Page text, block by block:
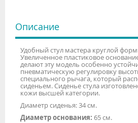
Описание
Удобный стул мастера круглой
Увеличенное пластиковое
делают эту модель особенно
пневматическую регулировку
специального рычага, который
сиденьем. Сиденье стула
кожи высшей категории.
Диаметр сиденья: 34 см.
Диаметр основания: 65 см.